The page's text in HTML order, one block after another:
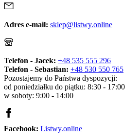
Adres e-mail: sklep@listwy.online
Telefon - Jacek: +48 535 555 296
Telefon - Sebastian: +48 530 550 765
Pozostajemy do Państwa dyspozycji:
od poniedziałku do piątku: 8:30 - 17:00
w soboty: 9:00 - 14:00
Facebook: Listwy.online